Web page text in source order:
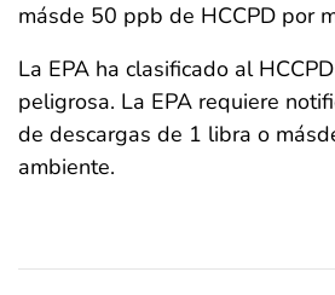
másde 50 ppb de HCCPD por
La EPA ha clasificado al
peligrosa. La EPA requiere
de descargas de 1 libra o
ambiente.